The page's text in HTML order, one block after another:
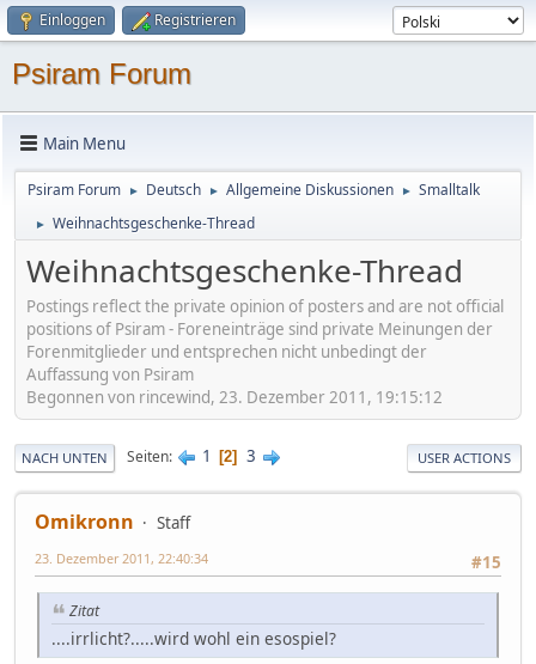
Einloggen Registrieren
Psiram Forum
Main Menu
Psiram Forum ► Deutsch ► Allgemeine Diskussionen ► Smalltalk
► Weihnachtsgeschenke-Thread
Weihnachtsgeschenke-Thread
Postings reflect the private opinion of posters and are not official
positions of Psiram - Foreneinträge sind private Meinungen der
Forenmitglieder und entsprechen nicht unbedingt der
Auffassung von Psiram
Begonnen von rincewind, 23. Dezember 2011, 19:15:12
NACH UNTEN Seiten 1 2 3 USER ACTIONS
Omikronn
Staff
#15
23. Dezember 2011, 22:40:34
Zitat
....irrlicht?.....wird wohl ein esospiel?